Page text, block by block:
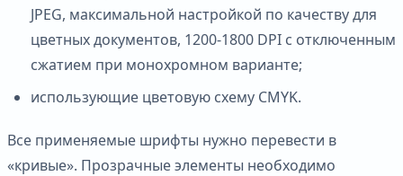
JPEG, максимальной настройкой по качеству для
цветных документов, 1200-1800 DPI с отключенным
сжатием при монохромном варианте;
использующие цветовую схему CMYK.
Все применяемые шрифты нужно перевести в
«кривые». Прозрачные элементы необходимо